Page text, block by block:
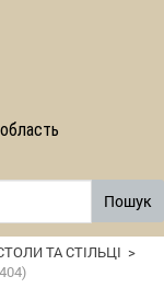
Пошук
ТА СТІЛЬЦІ >